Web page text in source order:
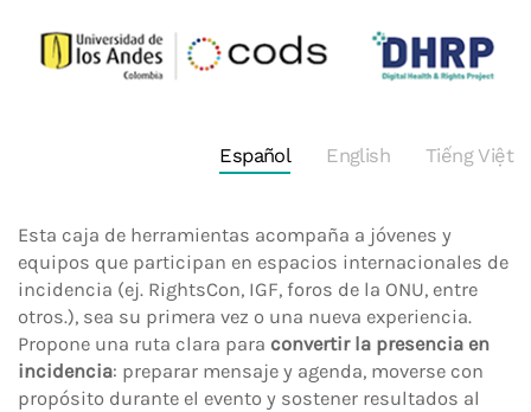
Español English Tiếng Việt
Esta caja de herramientas acompaña a jóvenes y
equipos que participan en espacios internacionales de
incidencia (ej. RightsCon, IGF, foros de la ONU, entre
otros.), sea su primera vez o una nueva experiencia.
Propone una ruta clara para convertir la presencia en
incidencia: preparar mensaje y agenda, moverse con
propósito durante el evento y sostener resultados al